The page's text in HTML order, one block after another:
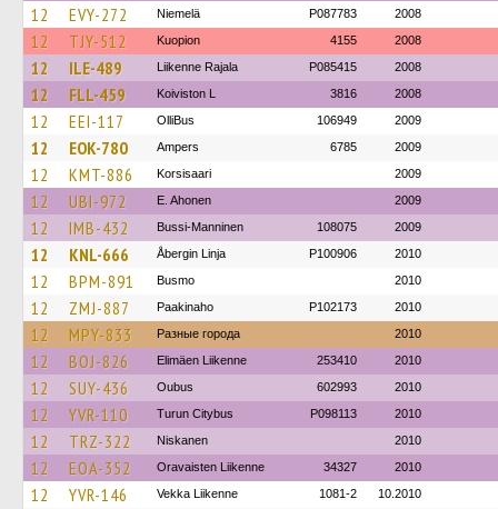
12 EVY-272 Niemelä P087783 2008
12 TJY-512 Kuopion 4155 2008
12 ILE-489 Liikenne Rajala P085415 2008
12 FLL-459 Koiviston L 3816 2008
12 EEI-117 OlliBus 106949 2009
12 EOK-780 Ampers 6785 2009
12 KMT-886 Korsisaari 2009
12 UBI-972 E. Ahonen 2009
12 IMB-432 Bussi-Manninen 108075 2009
12 KNL-666 Åbergin Linja P100906 2010
12 BPM-891 Busmo 2010
12 ZMJ-887 Paakinaho P102173 2010
12 MPY-833 Разные города 2010
12 BOJ-826 Elimäen Liikenne 253410 2010
12 SUY-436 Oubus 602993 2010
12 YVR-110 Turun Citybus P098113 2010
12 TRZ-322 Niskanen 2010
12 EOA-352 Oravaisten Liikenne 34327 2010
12 YVR-146 Vekka Liikenne 1081-2 10.2010